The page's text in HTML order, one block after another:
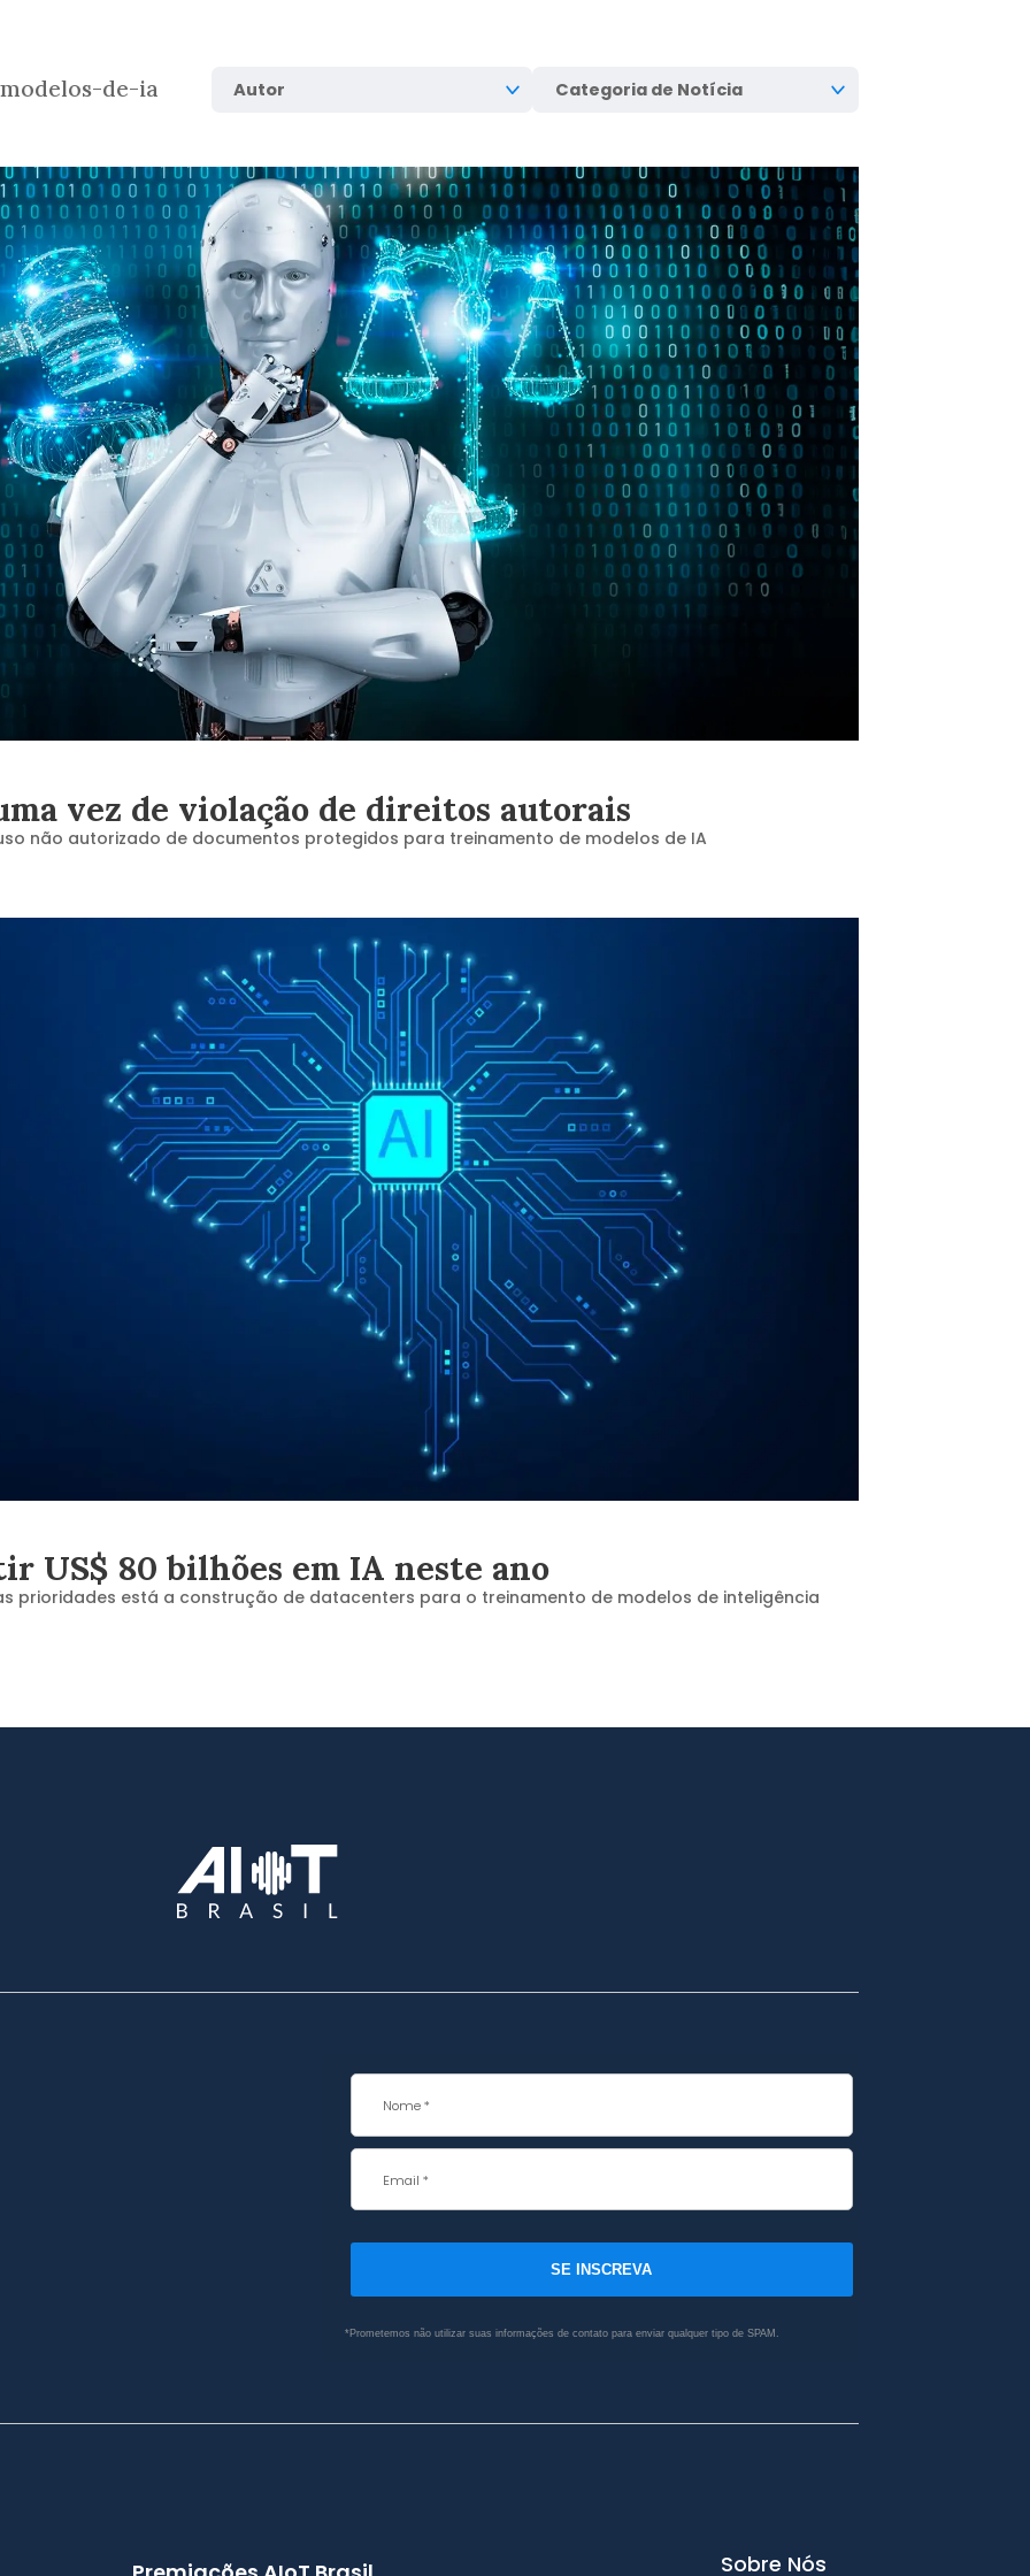
de-ia
vez de violação de direitos autorais
não autorizado de documentos protegidos para treinamento de modelos de IA
US$ 80 bilhões em IA neste ano
prioridades está a construção de datacenters para o treinamento de modelos de inteligência
SE INSCREVA
*Prometemos não utilizar suas informações de contato para enviar qualquer tipo de SPAM.
Sobre Nós